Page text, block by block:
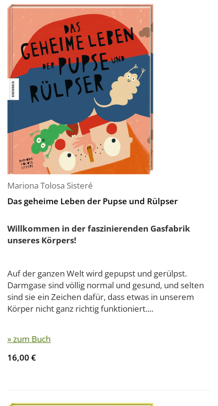
Mariona Tolosa Sisteré
Das geheime Leben der Pupse und Rülpser
Willkommen in der faszinierenden Gasfabrik
unseres Körpers!
Auf der ganzen Welt wird gepupst und gerülpst.
Darmgase sind völlig normal und gesund, und selten
sind sie ein Zeichen dafür, dass etwas in unserem
Körper nicht ganz richtig funktioniert....
» zum Buch
16,00 €